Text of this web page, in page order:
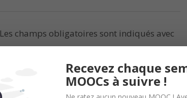
Les champs obligatoires sont indiqués avec
Recevez chaque
MOOCs à suivre !